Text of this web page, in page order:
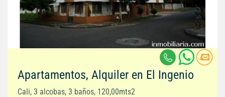
Apartamentos, Alquiler en El Ingenio
Cali, 3 alcobas, 3 baños, 120,00mts2